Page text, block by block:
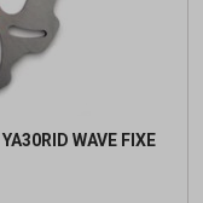
WAVE FIXE